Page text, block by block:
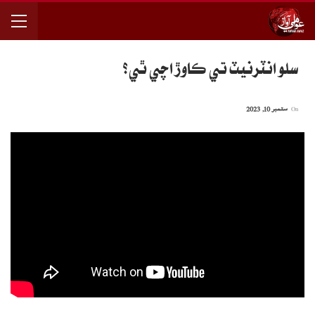
سلو انٽرنيٽ تي ڪاوڙ اچي ٿي؟